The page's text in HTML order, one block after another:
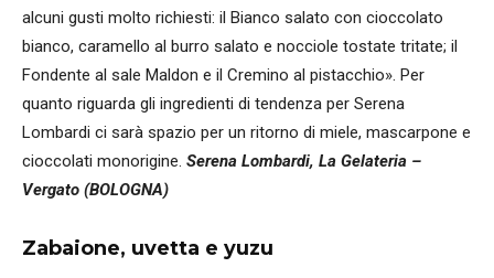
alcuni gusti molto richiesti: il Bianco salato con cioccolato
bianco, caramello al burro salato e nocciole tostate tritate; il
Fondente al sale Maldon e il Cremino al pistacchio». Per
quanto riguarda gli ingredienti di tendenza per Serena
Lombardi ci sarà spazio per un ritorno di miele, mascarpone e
cioccolati monorigine. Serena Lombardi, La Gelateria –
Vergato (BOLOGNA)
Zabaione, uvetta e yuzu